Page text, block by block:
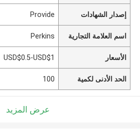
إصدار الشهادات Provide
اسم العلامة التجارية Perkins
الأسعار USD$0.5-USD$1
الحد الأدنى لكمية 100
عرض المزيد